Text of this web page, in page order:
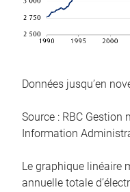
Données jusqu’en
Source : RBC Gestion
Information
Le graphique linéaire
annuelle totale